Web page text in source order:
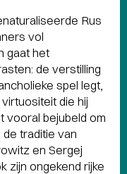
Rus
vol
gaat het
de verstilling
spel legt,
die hij
vooral bejubeld om
traditie van
en Sergej
zijn ongekend rijke